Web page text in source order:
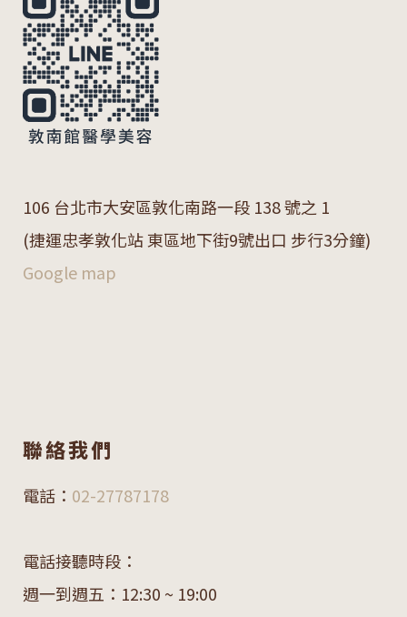
106 台北市大安區敦化南路一段 138 號之 1
(捷運忠孝敦化站 東區地下街9號出口 步行3分鐘)
Google map
聯絡我們
電話： 02-27787178
電話接聽時段：
週一到週五：12:30 ~ 19:00